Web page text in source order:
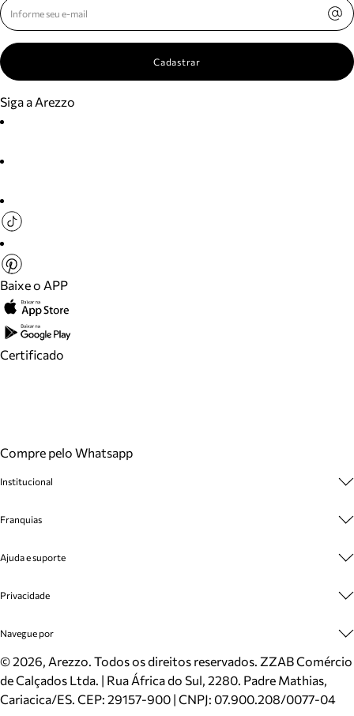
Cadastrar
Siga a Arezzo
Baixe o APP
Certificado
Compre pelo Whatsapp
Institucional
Cashback
Venda Corporativa
Mapa do Site
Inverno
Mundo Arezzo
Franquias
Plano de Negócio
Ajuda e suporte
Cadastro
Meus Pedidos
Trocas e Devoluções
Cartão Presente
Localizador de lojas
Privacidade
Politica e Privacidade
Navegue por
Sapatos
Bolsas
Scarpins
©2026, Arezzo. Todos os direitos reservados. ZZAB Comércio
de Calçados Ltda. | Rua África do Sul, 2280. Padre Mathias,
Cariacica/ES. CEP: 29157-900 | CNPJ: 07.900.208/0077-04